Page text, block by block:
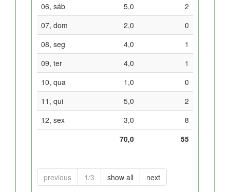
06, sáb
5,0
2
07, dom
2,0
0
08, seg
4,0
1
09, ter
4,0
1
10, qua
1,0
0
11, qui
5,0
2
12, sex
3,0
8
70,0
55
previous 1/3 show all next